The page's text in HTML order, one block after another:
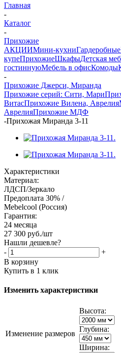
Главная
-
Каталог
-
Прихожие
АКЦИИМини-кухниГардеробные
купеПрихожиеШкафыДетская
гостиннуюМебель в офисКомоды
-
Прихожие Джерси, Миранда
Прихожие серий: Сити, Мари
ВитасПрихожие Вилена, Аврелия
АврелияПрихожие МДФ
-Прихожая Миранда 3-11
Характеристики
Материал:
ЛДСП/Зеркало
Предоплата 30% /
Mebelcool (Россия)
Гарантия:
24 месяца
27 300 руб./шт
Нашли дешевле?
-
+
В корзину
Купить в 1 клик
Изменить характеристики
Изменение размеров
Высота:
Глубина:
Ширина: